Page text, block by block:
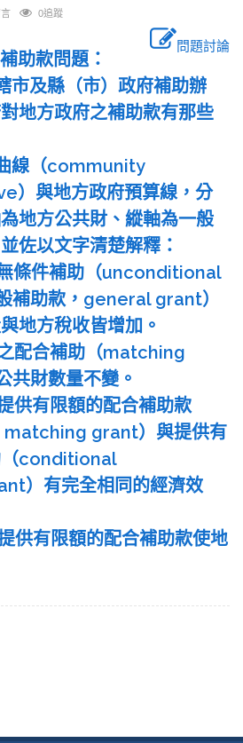
0追蹤
問題討論
助款問題：
市及縣（市）政府補助辦
地方政府之補助款有那些
線（community
）與地方政府預算線，分
地方公共財、縱軸為一般
佐以文字清楚解釋：
件補助（unconditional
補助款，general grant）
地方稅收皆增加。
合補助（matching
共財數量不變。
有限額的配合補助款
matching grant）與提供有
（conditional
）有完全相同的經濟效
有限額的配合補助款使地